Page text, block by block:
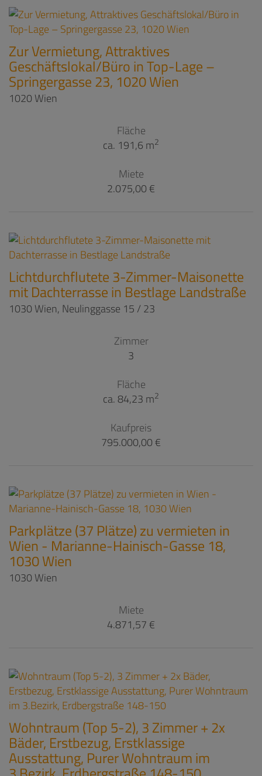
Zur Vermietung, Attraktives
Geschäftslokal/Büro in Top-Lage –
Springergasse 23, 1020 Wien
1020 Wien
Fläche
ca. 191,6 m2
Miete
2.075,00 €
Lichtdurchflutete 3-Zimmer-Maisonette
mit Dachterrasse in Bestlage Landstraße
1030 Wien, Neulinggasse 15 / 23
Zimmer
3
Fläche
ca. 84,23 m2
Kaufpreis
795.000,00 €
Parkplätze (37 Plätze) zu vermieten in
Wien - Marianne-Hainisch-Gasse 18,
1030 Wien
1030 Wien
Miete
4.871,57 €
Wohntraum (Top 5-2), 3 Zimmer + 2x
Bäder, Erstbezug, Erstklassige
Ausstattung, Purer Wohntraum im